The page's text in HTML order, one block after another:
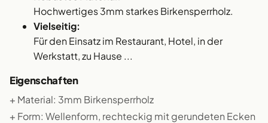
Hochwertiges 3mm starkes Birkensperrholz.
Vielseitig:
Für den Einsatz im Restaurant, Hotel, in der
Werkstatt, zu Hause ...
Eigenschaften
+ Material: 3mm Birkensperrholz
+ Form: Wellenform, rechteckig mit gerundeten Ecken